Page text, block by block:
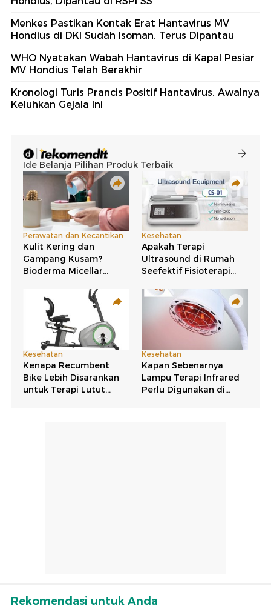
Menkes Pastikan Kontak Erat Hantavirus MV
Hondius di DKI Sudah Isoman, Terus Dipantau
WHO Nyatakan Wabah Hantavirus di Kapal Pesiar
MV Hondius Telah Berakhir
Kronologi Turis Prancis Positif Hantavirus, Awalnya
Keluhkan Gejala Ini
Rekomendasi untuk Anda